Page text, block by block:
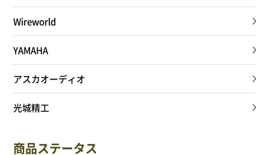
Wireworld
YAMAHA
アスカオーディオ
光城精工
商品ステータス